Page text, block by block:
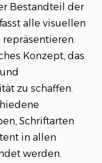
Bestandteil der
alle visuellen
Konzept, das
zu schaffen.
Schriftarten
in allen
werden.